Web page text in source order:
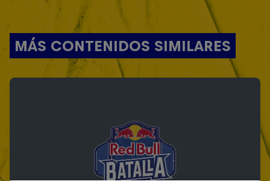
MÁS CONTENIDOS SIMILARES